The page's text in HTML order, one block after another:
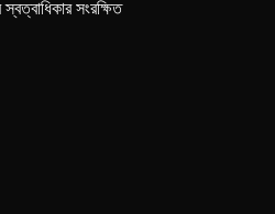
সংরক্ষিত